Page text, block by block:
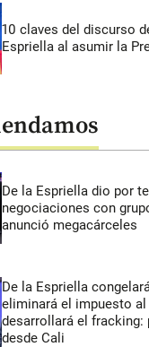
10 claves del discurso
Espriella al asumir la
De la Espriella dio por
negociaciones con
anunció megacárceles
De la Espriella
eliminará el impuesto
desarrollará el fracking:
desde Cali